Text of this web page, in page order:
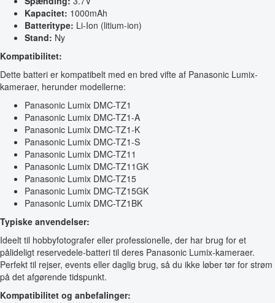
Kapacitet: 1000mAh
Batteritype: Li-Ion (litium-ion)
Stand: Ny
Kompatibilitet:
Dette batteri er kompatibelt med en bred vifte af Panasonic Lumix-
kameraer, herunder modellerne:
Panasonic Lumix DMC-TZ1
Panasonic Lumix DMC-TZ1-A
Panasonic Lumix DMC-TZ1-K
Panasonic Lumix DMC-TZ1-S
Panasonic Lumix DMC-TZ11
Panasonic Lumix DMC-TZ11GK
Panasonic Lumix DMC-TZ15
Panasonic Lumix DMC-TZ15GK
Panasonic Lumix DMC-TZ1BK
Typiske anvendelser:
Ideelt til hobbyfotografer eller professionelle, der har brug for et
pålideligt reservedele-batteri til deres Panasonic Lumix-kameraer.
Perfekt til rejser, events eller daglig brug, så du ikke løber tør for strøm
på det afgørende tidspunkt.
Kompatibilitet og anbefalinger: